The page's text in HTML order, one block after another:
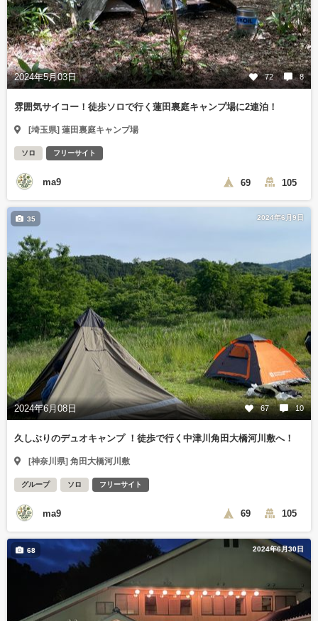
2024年5月03日 72 8
雰囲気サイコー！徒歩ソロで行く蓮田裏庭キャンプ場に2連泊！
[埼玉県] 蓮田裏庭キャンプ場
ソロ フリーサイト
ma9 69 105
2024年6月9日
2024年6月08日 67 10
35
久しぶりのデュオキャンプ ！徒歩で行く中津川角田大橋河川敷へ！
[神奈川県] 角田大橋河川敷
グループ ソロ フリーサイト
ma9 69 105
2024年6月30日
68